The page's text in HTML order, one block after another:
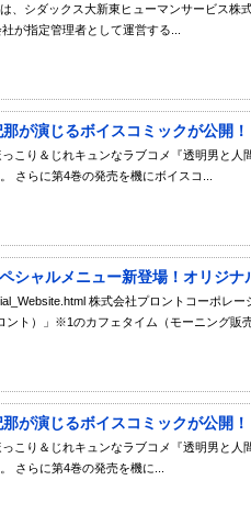
、シダックス大新東ヒューマンサービス株
が指定管理者として運営する...
が演じるボイスコミックが公開
こり＆じれキュンなラブコメ『透明男と
さらに第4巻の発売を機にボイスコ...
シャルメニュー新登場！オリジナ
株式会社プロントコーポレ
ント）」※1のカフェタイム（モーニング販
が演じるボイスコミックが公開
こり＆じれキュンなラブコメ『透明男と
さらに第4巻の発売を機に...